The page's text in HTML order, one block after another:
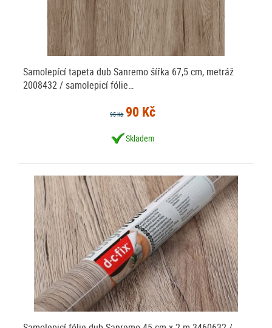
Samolepící tapeta dub Sanremo šířka 67,5 cm, metráž
2008432 / samolepicí fólie…
95 Kč 90 Kč
Skladem